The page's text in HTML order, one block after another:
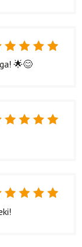
/ 5
🌟😊